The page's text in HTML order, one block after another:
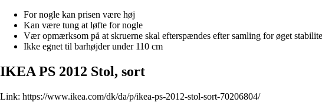
For nogle kan prisen være høj
Kan være tung at løfte for nogle
Vær opmærksom på at skruerne skal efterspændes efter samling for øget
Ikke egnet til barhøjder under 110 cm
IKEA PS 2012 Stol, sort
Link: https://www.ikea.com/dk/da/p/ikea-ps-2012-stol-sort-70206804/